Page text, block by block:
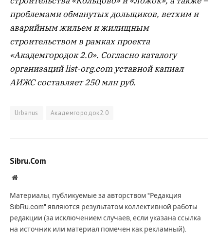
проблемами обманутых дольщиков, ветхим и
аварийным жильем и жилищным
строительством в рамках проекта
«Академгородок 2.0». Согласно каталогу
организаций list-org.com уставной капиал
АИЖС составляет 250 млн руб.
Urbanus Академгородок2.0
Sibru.Com
Website
Материалы, публикуемые за авторством "Редакция
SibRu.com" являются результатом коллективной работы
редакции (за исключением случаев, если указана ссылка
на источник или материал помечен как рекламный).